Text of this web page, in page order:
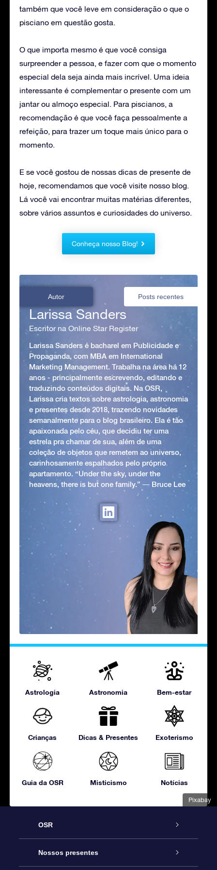
Pixabay
também que você leve em consideração o que o
pisciano em questão gosta.
O que importa mesmo é que você consiga
surpreender a pessoa, e fazer com que o momento
especial dela seja ainda mais incrível. Uma ideia
interessante é complementar o presente com um
jantar ou almoço especial. Para piscianos, a
recomendação é que você faça pessoalmente a
refeição, para trazer um toque mais único para o
momento.
E se você gostou de nossas dicas de presente de
hoje, recomendamos que você visite nosso blog.
Lá você vai encontrar muitas matérias diferentes,
sobre vários assuntos e curiosidades do universo.
Conheça nosso Blog!
Autor Posts recentes
Larissa Sanders
Escritor na Online Star Register
Larissa Sanders é bacharel em Publicidade e
Propaganda, com MBA em International
Marketing Management. Trabalha na área há 12
anos - principalmente escrevendo, editando e
traduzindo conteúdos digitais. Na OSR,
Larissa cria textos sobre astrologia, astronomia
e presentes desde 2018, trazendo novidades
semanalmente para o blog brasileiro. Ela é tão
apaixonada pelo céu, que decidiu ter uma
estrela pra chamar de sua, além de uma
coleção de objetos que remetem ao universo,
carinhosamente espalhados pelo próprio
apartamento. “Under the sky, under the
heavens, there is but one family.” ― Bruce Lee
Astrologia Astronomia Bem-estar
Crianças Dicas & Presentes Exoterismo
Guia da OSR Misticismo Notícias
OSR
Serviço
Nossos presentes